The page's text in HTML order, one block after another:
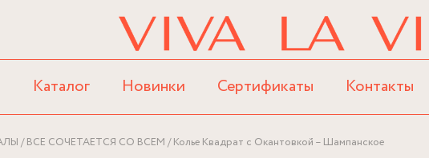
Каталог Новинки Сертификаты Контакты
ВСЕ СОЧЕТАЕТСЯ СО ВСЕМ Колье Квадрат с Окантовкой – Шампанское